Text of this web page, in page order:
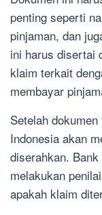
penting seperti
pinjaman, dan
ini harus disertai
klaim terkait
membayar
Setelah
Indonesia akan
diserahkan.
melakukan
apakah klaim